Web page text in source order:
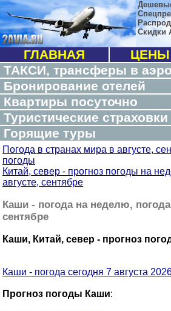
Скидки
ГЛАВНАЯ
ТАКСИ, трансферы в
Бронирование отелей
Квартиры посуточно
Туристические страховки
Горящие туры
Погода в странах мира в августе,
погоды
Китай, север - прогноз погоды на
августе, сентябре
Каши - погода на неделю, погода
сентябре
Каши, Китай, север - прогноз
Каши - погода сегодня 7 августа
Прогноз погоды Каши: